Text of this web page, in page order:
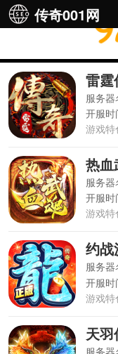
传奇001网